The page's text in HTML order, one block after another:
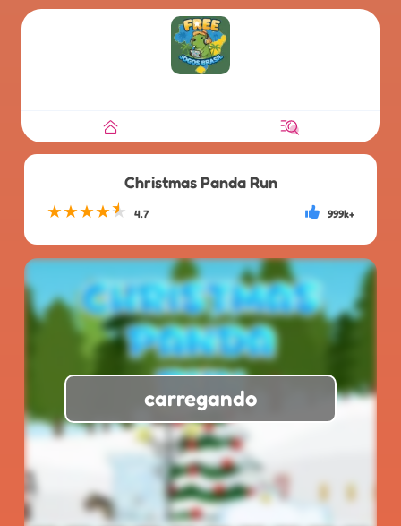
Christmas Panda Run
★★★★★ 4.7 999k+
carregando
★★★★ ★